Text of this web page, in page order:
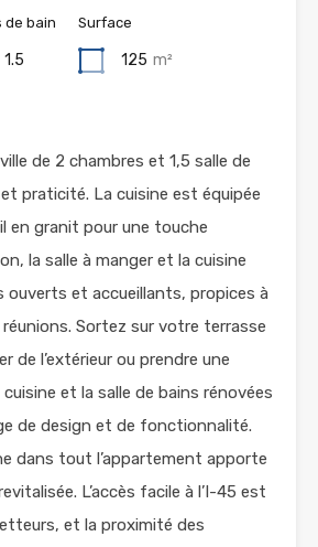
de bain
1.5
Surface
125 m²
de 2 chambres et 1,5 salle de
praticité. La cuisine est équipée
en granit pour une touche
la salle à manger et la cuisine
ouverts et accueillants, propices à
Sortez sur votre terrasse
de l’extérieur ou prendre une
et la salle de bains rénovées
de design et de fonctionnalité.
dans tout l’appartement apporte
L’accès facile à l’I-45 est
et la proximité des